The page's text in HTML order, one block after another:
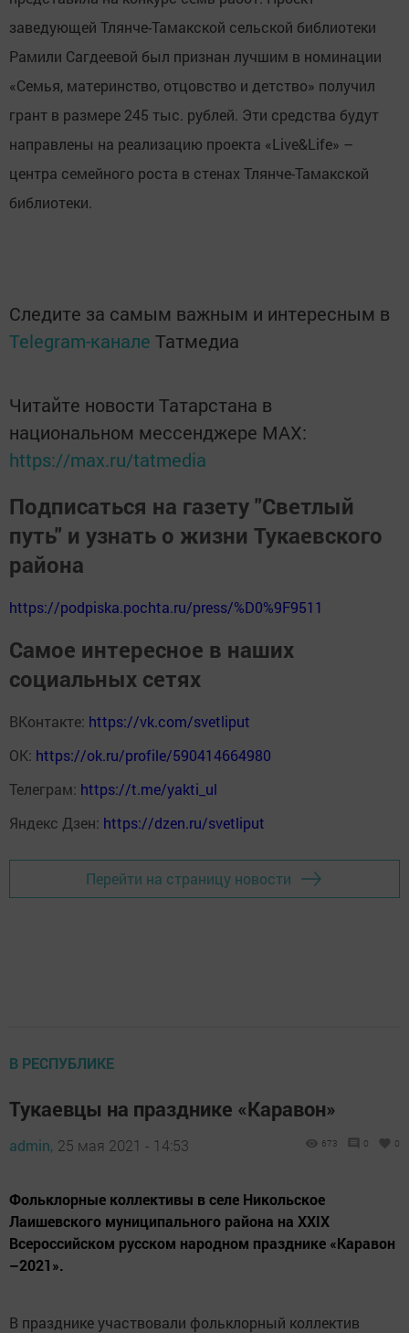
заведующей Тлянче-Тамакской сельской библиотеки
Рамили Сагдеевой был признан лучшим в номинации
«Семья, материнство, отцовство и детство» получил
грант в размере 245 тыс. рублей. Эти средства будут
направлены на реализацию проекта «Live&Life» –
центра семейного роста в стенах Тлянче-Тамакской
библиотеки.
Следите за самым важным и интересным в
Telegram-канале Татмедиа
Читайте новости Татарстана в
национальном мессенджере MАХ:
https://max.ru/tatmedia
Подписаться на газету "Светлый
путь" и узнать о жизни Тукаевского
района
https://podpiska.pochta.ru/press/%D0%9F9511
Самое интересное в наших
социальных сетях
ВКонтакте: https://vk.com/svetliput
ОК: https://ok.ru/profile/590414664980
Телеграм: https://t.me/yakti_ul
Яндекс Дзен: https://dzen.ru/svetliput
Перейти на страницу новости
В РЕСПУБЛИКЕ
Тукаевцы на празднике «Каравон»
admin, 25 мая 2021 - 14:53 673 0 0
Фольклорные коллективы в селе Никольское
Лаишевского муниципального района на XXIX
Всероссийском русском народном празднике «Каравон
–2021».
В празднике участвовали фольклорный коллектив